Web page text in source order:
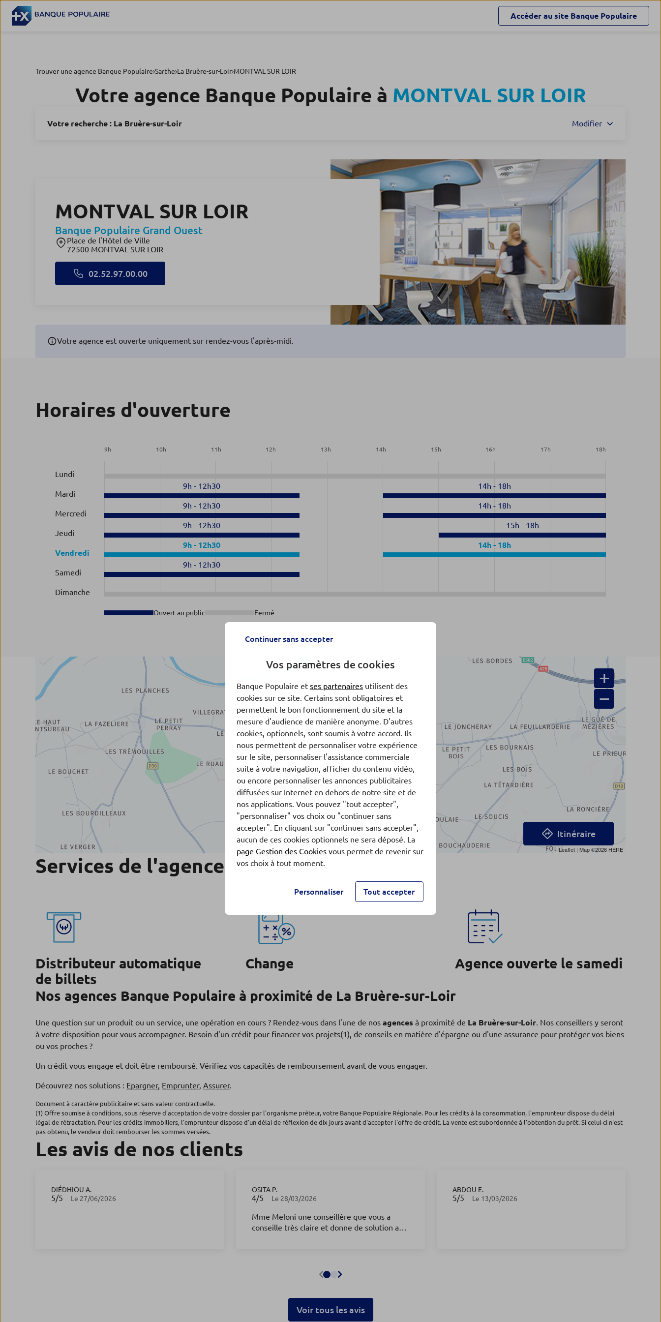
Accéder au site Banque Populaire
Trouver une agence Banque Populaire Sarthe La Bruère-sur-Loir MONTVAL SUR LOIR
Votre agence Banque Populaire à MONTVAL SUR LOIR
Votre recherche : La Bruère-sur-Loir Modifier
MONTVAL SUR LOIR
Banque Populaire Grand Ouest
Place de l'Hôtel de Ville
72500 MONTVAL SUR LOIR
02.52.97.00.00
Votre agence est ouverte uniquement sur rendez-vous l'après-midi.
Horaires d'ouverture
9h 10h 11 h 12h 13h 14h 15h 16h 17h 18h
Lundi
Mardi
9h - 12h30 14h - 18h
Mercredi
9h - 12h30 14h - 18h
Jeudi
9h - 12h30 15h - 18h
Vendredi
9h - 12h30 14h- 18h
Samedi
9h - 12h30
Dimanche
Ouvert au public Fermé
+
−
Leaflet | Map ©2026 HERE
Itinéraire
Services de l'agence
Distributeur automatique
de billets
Change Agence ouverte le samedi
Nos agences Banque Populaire à proximité de La Bruère-sur-Loir
Une question sur un produit ou un service, une opération en cours ? Rendez-vous dans l'une de nos agences à proximité de La Bruère-sur-Loir. Nos conseillers y seront
à votre disposition pour vous accompagner. Besoin d'un crédit pour financer vos projets(1), de conseils en matière d'épargne ou d'une assurance pour protéger vos biens
ou vos proches ?
Un crédit vous engage et doit être remboursé. Vérifiez vos capacités de remboursement avant de vous engager.
Découvrez nos solutions : Epargner, Emprunter, Assurer.
Document à caractère publicitaire et sans valeur contractuelle.
(1) Offre soumise à conditions, sous réserve d'acceptation de votre dossier par l'organisme prêteur, votre Banque Populaire Régionale. Pour les crédits à la consommation, l'emprunteur dispose du délai
légal de rétractation. Pour les crédits immobiliers, l'emprunteur dispose d'un délai de réflexion de dix jours avant d'accepter l'offre de crédit. La vente est subordonnée à l'obtention du prêt. Si celui-ci n'est
pas obtenu, le vendeur doit rembourser les sommes versées.
Les avis de nos clients
5/5 Note de 5 sur 5
Le 27/06/2026
DIÉDHIOU A.
4/5 Note de 4 sur 5
Le 28/03/2026
Mme Meloni une conseillère que vous a
conseille très claire et donne de solution a
OSITA P.
5/5 Note de 5 sur 5
Le 13/03/2026
ABDOU E.
Voir tous les avis
Continuer sans accepter
Vos paramètres de cookies
Banque Populaire et ses partenaires utilisent des
cookies sur ce site. Certains sont obligatoires et
permettent le bon fonctionnement du site et la
mesure d'audience de manière anonyme. D'autres
cookies, optionnels, sont soumis à votre accord. Ils
nous permettent de personnaliser votre expérience
sur le site, personnaliser l'assistance commerciale
suite à votre navigation, afficher du contenu vidéo,
ou encore personnaliser les annonces publicitaires
diffusées sur Internet en dehors de notre site et de
nos applications. Vous pouvez "tout accepter",
"personnaliser" vos choix ou "continuer sans
accepter". En cliquant sur "continuer sans accepter",
aucun de ces cookies optionnels ne sera déposé. La
page Gestion des Cookies vous permet de revenir sur
vos choix à tout moment.
Personnaliser Tout accepter